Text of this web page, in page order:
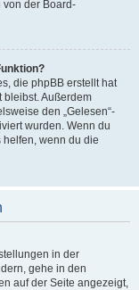
von der Board-
die phpBB erstellt hat
bleibst. Außerdem
den „Gelesen“-
wurden. Wenn du
helfen, wenn du die
in der
gehe in den
auf der Seite angezeigt,